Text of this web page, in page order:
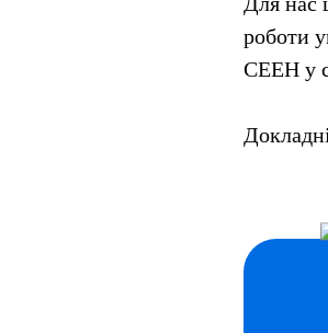
роботи
СЕЕН у